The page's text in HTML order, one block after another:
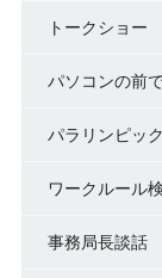
トークショー
パソコンの前
パラリンピッ
ワークルール
事務局長談話